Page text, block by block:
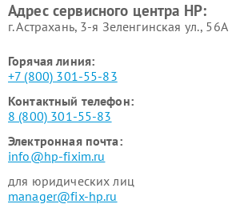
Адрес сервисного центра HP:
г. Астрахань, 3-я Зеленгинская ул., 56А
Горячая линия:
+7 (800) 301-55-83
Контактный телефон:
8 (800) 301-55-83
Электронная почта:
info@hp-fixim.ru
для юридических лиц
manager@fix-hp.ru